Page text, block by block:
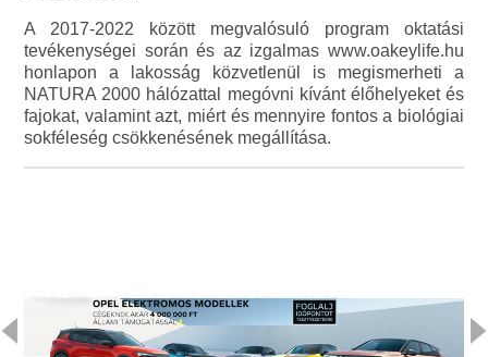
A 2017-2022 között megvalósuló program oktatási
tevékenységei során és az izgalmas www.oakeylife.hu
honlapon a lakosság közvetlenül is megismerheti a
NATURA 2000 hálózattal megóvni kívánt élőhelyeket és
fajokat, valamint azt, miért és mennyire fontos a biológiai
sokféleség csökkenésének megállítása.